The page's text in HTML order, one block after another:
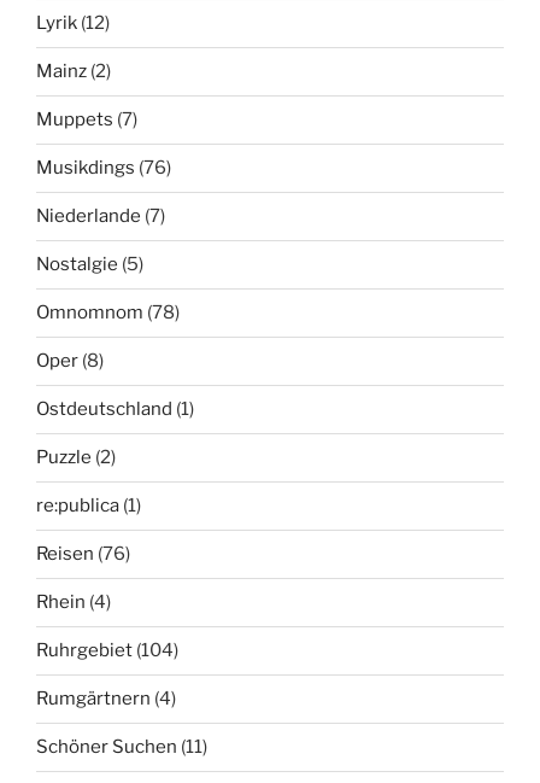
Lyrik (12)
Mainz (2)
Muppets (7)
Musikdings (76)
Niederlande (7)
Nostalgie (5)
Omnomnom (78)
Oper (8)
Ostdeutschland (1)
Puzzle (2)
re:publica (1)
Reisen (76)
Rhein (4)
Ruhrgebiet (104)
Rumgärtnern (4)
Schöner Suchen (11)